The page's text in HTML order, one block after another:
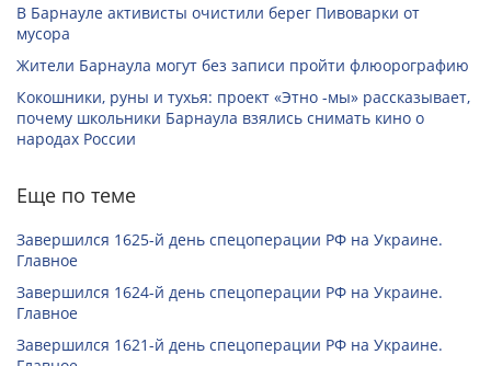
В Барнауле активисты очистили берег Пивоварки от
мусора
Жители Барнаула могут без записи пройти флюорографию
Кокошники, руны и тухья: проект «Этно -мы» рассказывает,
почему школьники Барнаула взялись снимать кино о
народах России
Еще по теме
Завершился 1625-й день спецоперации РФ на Украине.
Главное
Завершился 1624-й день спецоперации РФ на Украине.
Главное
Завершился 1621-й день спецоперации РФ на Украине.